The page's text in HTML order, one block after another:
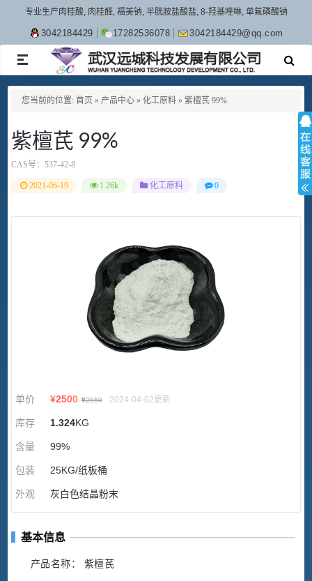
专业生产肉桂酸, 肉桂醛, 福美钠, 半胱胺盐酸盐, 8-羟基喹啉, 单氟磷酸钠
3042184429 17282536078 3042184429@qq.com
TOGGLE
NAVIGATION
您当前的位置: 首页 » 产品中心 » 化工原料 » 紫檀芪 99%
紫檀芪 99%
CAS号： 537-42-8
2021-06-19 1.26k 化工原料 0
单价 ¥2500 ¥2550 2024-04-02更新
库存 1.324KG
含量 99%
包装 25KG/纸板桶
外观 灰白色结晶粉末
基本信息
产品名称： 紫檀芪